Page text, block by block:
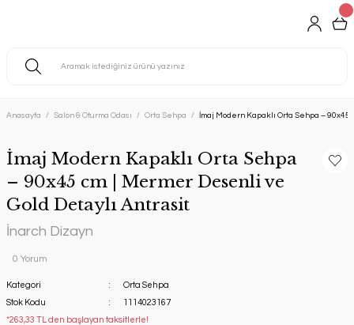
Anasayfa Salon & Oturma Odası Orta Sehpa İmaj Modern Kapaklı Orta Sehpa –
İmaj Modern Kapaklı Orta Sehpa
– 90x45 cm | Mermer Desenli ve
Gold Detaylı Antrasit
İnarch Dizayn
0 Yorum
Kategori
Orta Sehpa
Stok Kodu
1114023167
*263,33 TL den başlayan taksitlerle!